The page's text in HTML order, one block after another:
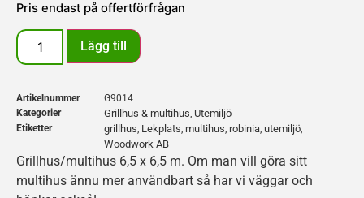
Pris endast på offertförfrågan
Lägg till
Artikelnummer
G9014
Kategorier
Grillhus & multihus Utemiljö
Etiketter grillhus Lekplats multihus robinia utemiljö
Woodwork AB
Grillhus/multihus 6,5 x 6,5 m. Om man vill göra sitt
multihus ännu mer användbart så har vi väggar och